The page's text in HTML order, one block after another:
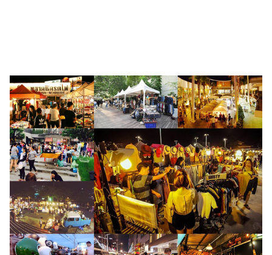
บันเทิง
เกาหลี
ไลฟ์
ไตล์
ดูด
วง
ผู้
หญิง
ผู้ชาย